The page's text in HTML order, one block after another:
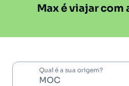
Max é viajar com
Qual é a sua origem?